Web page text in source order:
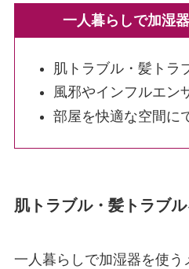
一人暮らしで加湿
肌トラブル・髪トラ
風邪やインフルエン
部屋を快適な空間に
肌トラブル・髪トラブ
一人暮らしで加湿器を使